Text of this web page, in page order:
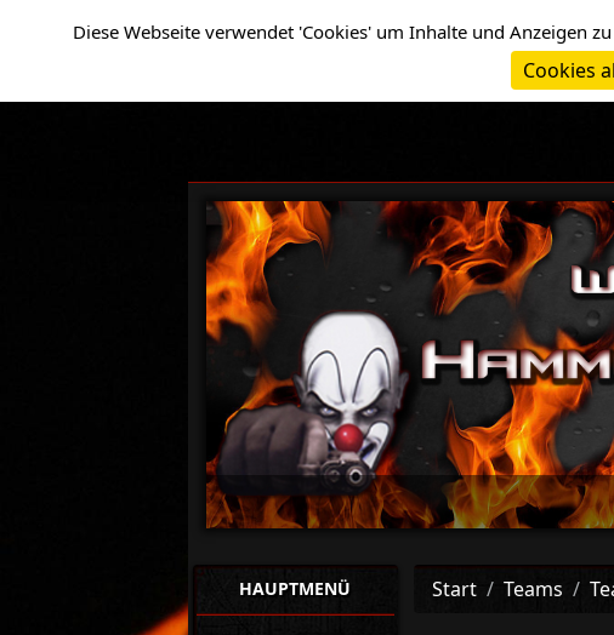
HAUPTMENÜ Start Teams
Diese Webseite verwendet 'Cookies' um Inhalte und Anzeigen
Cookies